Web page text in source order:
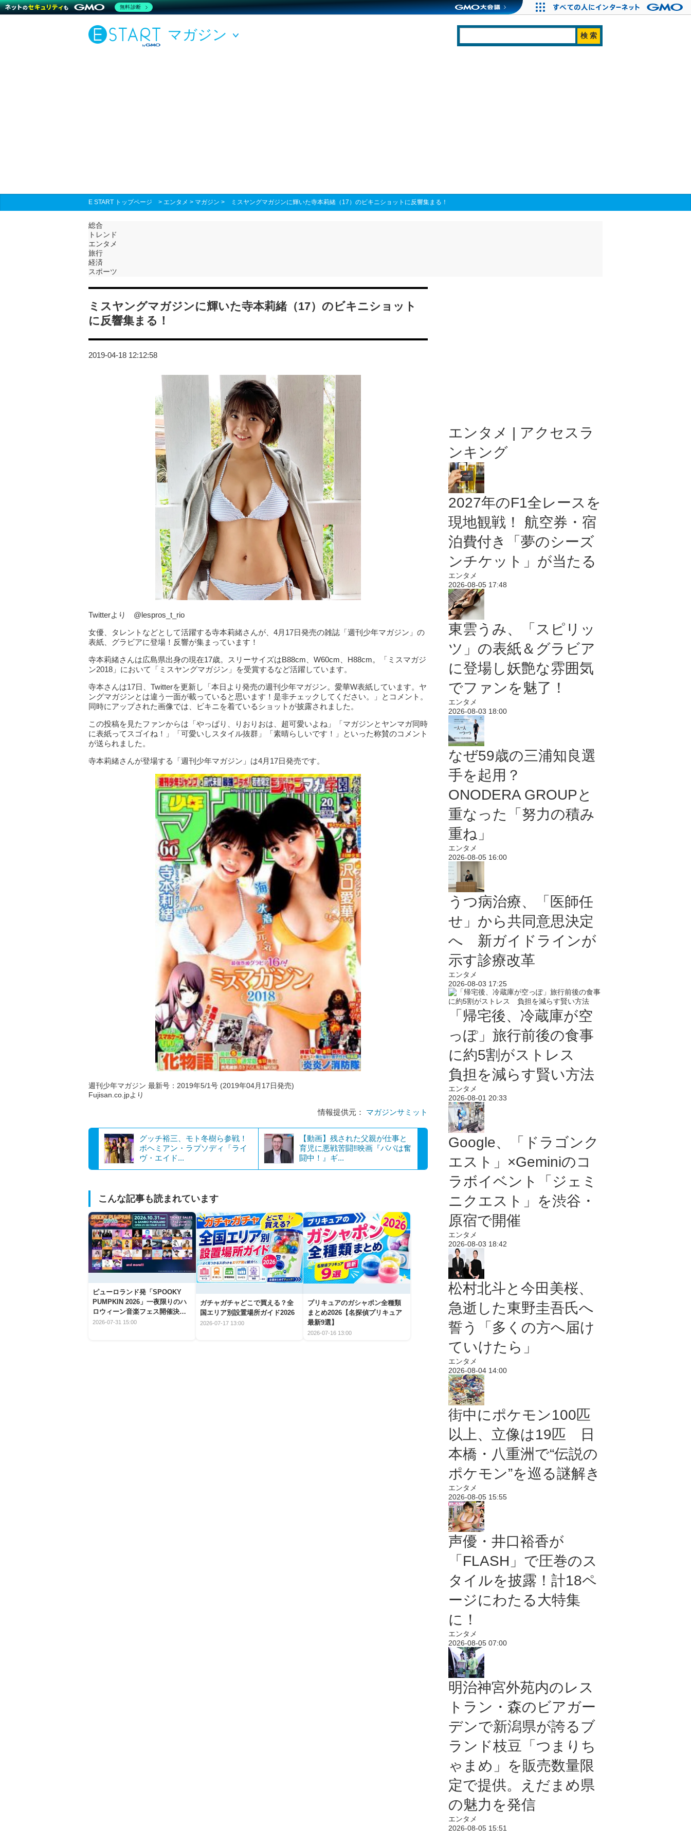
マガジン
E START トップページ > エンタメ > マガジン > ミスヤングマガジンに輝いた寺本莉緒（17）のビキニショットに反響集まる！
総合
トレンド
エンタメ
旅行
経済
スポーツ
ミスヤングマガジンに輝いた寺本莉緒（17）のビキニショット
に反響集まる！
2019-04-18 12:12:58
Twitterより @lespros_t_rio
女優、タレントなどとして活躍する寺本莉緒さんが、4月17日発売の雑誌「週刊少年マガジン」の
表紙、グラビアに登場！反響が集まっています！
寺本莉緒さんは広島県出身の現在17歳。スリーサイズはB88cm、W60cm、H88cm。「ミスマガジ
ン2018」において「ミスヤングマガジン」を受賞するなど活躍しています。
寺本さんは17日、Twitterを更新し「本日より発売の週刊少年マガジン。愛華W表紙しています。ヤ
ングマガジンとは違う一面が載っていると思います！是非チェックしてください。」とコメント。
同時にアップされた画像では、ビキニを着ているショットが披露されました。
この投稿を見たファンからは「やっぱり、りおりおは、超可愛いよね」「マガジンとヤンマガ同時
に表紙ってスゴイね！」「可愛いしスタイル抜群」「素晴らしいです！」といった称賛のコメント
が送られました。
寺本莉緒さんが登場する「週刊少年マガジン」は4月17日発売です。
週刊少年マガジン 最新号：2019年5/1号 (2019年04月17日発売)
Fujisan.co.jpより
情報提供元： マガジンサミット
グッチ裕三、モト冬樹ら参戦！
ボヘミアン・ラプソディ「ライ
ヴ・エイド...
【動画】残された父親が仕事と
育児に悪戦苦闘‼映画『パパは奮
闘中！』ギ...
こんな記事も読まれています
ピューロランド発「SPOOKY
PUMPKIN 2026」一夜限りのハ
ロウィーン音楽フェス開催決
定！
2026-07-31 15:00
ガチャガチャどこで買える？全
国エリア別設置場所ガイド2026
2026-07-17 13:00
プリキュアのガシャポン全種類
まとめ2026【名探偵プリキュア
最新9選】
2026-07-16 13:00
エンタメ | アクセスラ
ンキング
2027年のF1全レースを
現地観戦！ 航空券・宿
泊費付き「夢のシーズ
ンチケット」が当たる
エンタメ
2026-08-05 17:48
東雲うみ、「スピリッ
ツ」の表紙＆グラビア
に登場し妖艶な雰囲気
でファンを魅了！
エンタメ
2026-08-03 18:00
なぜ59歳の三浦知良選
手を起用？
ONODERA GROUPと
重なった「努力の積み
重ね」
エンタメ
2026-08-05 16:00
うつ病治療、「医師任
せ」から共同意思決定
へ 新ガイドラインが
示す診療改革
エンタメ
2026-08-03 17:25
「帰宅後、冷蔵庫が空
っぽ」旅行前後の食事
に約5割がストレス
負担を減らす賢い方法
エンタメ
2026-08-01 20:33
Google、「ドラゴンク
エスト」×Geminiのコ
ラボイベント「ジェミ
ニクエスト」を渋谷・
原宿で開催
エンタメ
2026-08-03 18:42
松村北斗と今田美桜、
急逝した東野圭吾氏へ
誓う「多くの方へ届け
ていけたら」
エンタメ
2026-08-04 14:00
街中にポケモン100匹
以上、立像は19匹 日
本橋・八重洲で“伝説の
ポケモン”を巡る謎解き
エンタメ
2026-08-05 15:55
声優・井口裕香が
「FLASH」で圧巻のス
タイルを披露！計18ペ
ージにわたる大特集
に！
エンタメ
2026-08-05 07:00
明治神宮外苑内のレス
トラン・森のビアガー
デンで新潟県が誇るブ
ランド枝豆「つまりち
ゃまめ」を販売数量限
定で提供。えだまめ県
の魅力を発信
エンタメ
2026-08-05 15:51
無料診断